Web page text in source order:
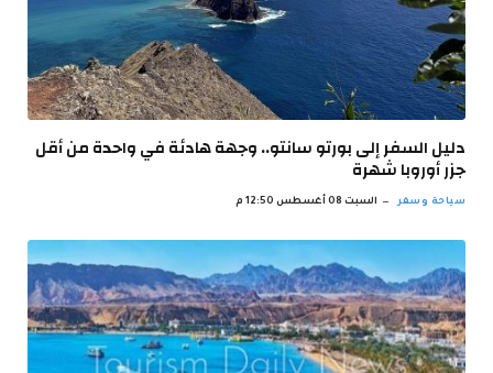
دليل السفر إلى بورتو سانتو.. وجهة هادئة في واحدة من أقل
جزر أوروبا شهرة
سياحة وسفر السبت 08 أغسطس 12:50 م